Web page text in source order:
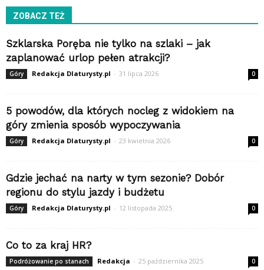
ZOBACZ TEŻ
Szklarska Poręba nie tylko na szlaki – jak
zaplanować urlop pełen atrakcji?
Góry Redakcja Dlaturysty.pl - 31 lipca 2026 0
5 powodów, dla których nocleg z widokiem na
góry zmienia sposób wypoczywania
Góry Redakcja Dlaturysty.pl - 23 kwietnia 2026 0
Gdzie jechać na narty w tym sezonie? Dobór
regionu do stylu jazdy i budżetu
Góry Redakcja Dlaturysty.pl - 12 listopada 2025 0
Co to za kraj HR?
Podróżowanie po stanach Redakcja - 25 października 2025 0